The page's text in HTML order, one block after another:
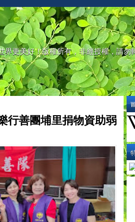
更美好！版權所有，非經授權，請勿
行善團埔里捐物資助弱